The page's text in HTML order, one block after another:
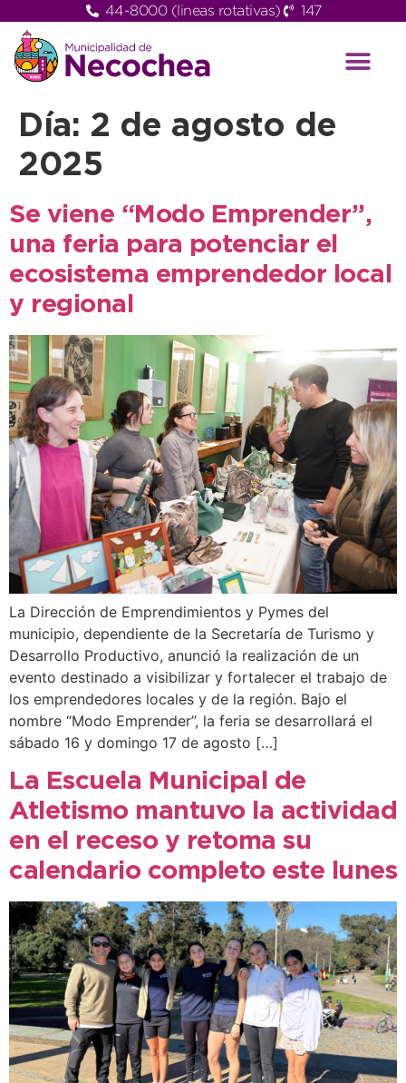
44-8000 (lineas rotativas) 147
Día: 2 de agosto de
2025
Se viene “Modo Emprender”,
una feria para potenciar el
ecosistema emprendedor local
y regional
La Dirección de Emprendimientos y Pymes del
municipio, dependiente de la Secretaría de Turismo y
Desarrollo Productivo, anunció la realización de un
evento destinado a visibilizar y fortalecer el trabajo de
los emprendedores locales y de la región. Bajo el
nombre “Modo Emprender”, la feria se desarrollará el
sábado 16 y domingo 17 de agosto […]
La Escuela Municipal de
Atletismo mantuvo la actividad
en el receso y retoma su
calendario completo este lunes